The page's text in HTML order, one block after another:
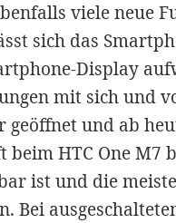
viele neue
sich das
Display
mit sich und
und ab
beim HTC One M7
ist und die
Bei